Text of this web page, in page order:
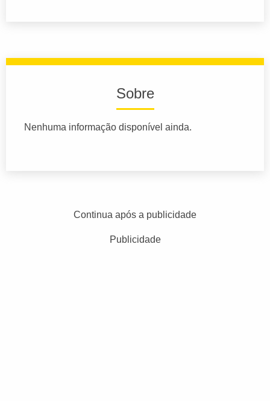
Sobre
Nenhuma informação disponível ainda.
Continua após a publicidade
Publicidade